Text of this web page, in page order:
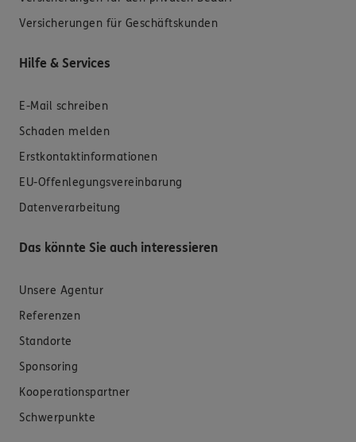
Versicherungen für Geschäftskunden
Hilfe & Services
E-Mail schreiben
Schaden melden
Erstkontaktinformationen
EU-Offenlegungsvereinbarung
Datenverarbeitung
Das könnte Sie auch interessieren
Unsere Agentur
Referenzen
Standorte
Sponsoring
Kooperationspartner
Schwerpunkte